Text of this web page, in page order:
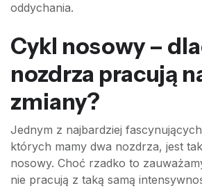
oddychania.
Cykl nosowy –
nozdrza pracują
zmiany?
Jednym z najbardziej
których mamy dwa nozdrza, jest
nosowy. Choć rzadko to
nie pracują z taką samą